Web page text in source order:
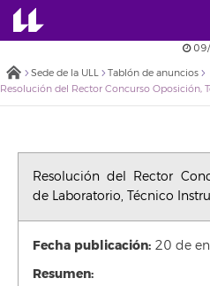
Sede de la ULL
Tablón de anuncios
Resolución del Rector
de Laboratorio, Técnico
Fecha publicación: 20 de
Resumen: